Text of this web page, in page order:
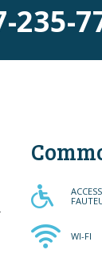
235-
WI-FI
WI-FI